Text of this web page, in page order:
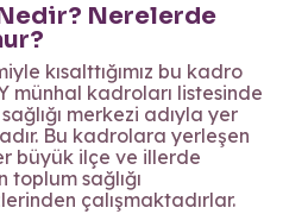
Nerelerde
kısalttığımız bu kadro
münhal kadroları listesinde
merkezi adıyla yer
Bu kadrolara yerleşen
büyük ilçe ve illerde
toplum sağlığı
çalışmaktadırlar.